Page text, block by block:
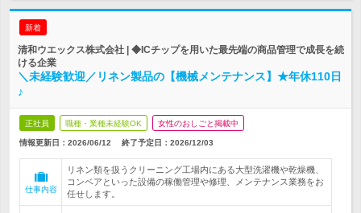
新着
清和ウエックス株式会社 | ◆ICチップを用いた最先端の商品管理で成長を続
ける企業
＼未経験歓迎／リネン製品の【機械メンテナンス】★年休110日
♪
正社員 職種・業種未経験OK 女性のおしごと掲載中
情報更新日：2026/06/12 終了予定日： 2026/12/03
仕事内容
リネン類を扱うクリーニング工場内にある大型洗濯機や乾燥機、
コンベアといった設備の稼働管理や修理、メンテナンス業務をお
任せします。